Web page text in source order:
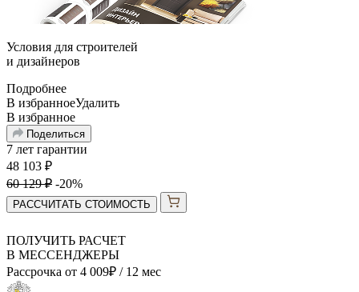
Условия для строителей
и дизайнеров
Подробнее
В избранноеУдалить
В избранное
Поделиться
7 лет гарантии
48 103 ₽
60 129₽ -20%
РАССЧИТАТЬ СТОИМОСТЬ
ПОЛУЧИТЬ РАСЧЕТ
В МЕССЕНДЖЕРЫ
Рассрочка от 4 009₽ / 12 мес